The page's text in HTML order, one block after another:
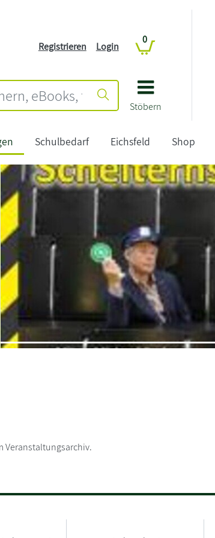
Stöbern
Registrieren Login
0
Schulbedarf Eichsfeld Shop
Veranstaltungsarchiv.